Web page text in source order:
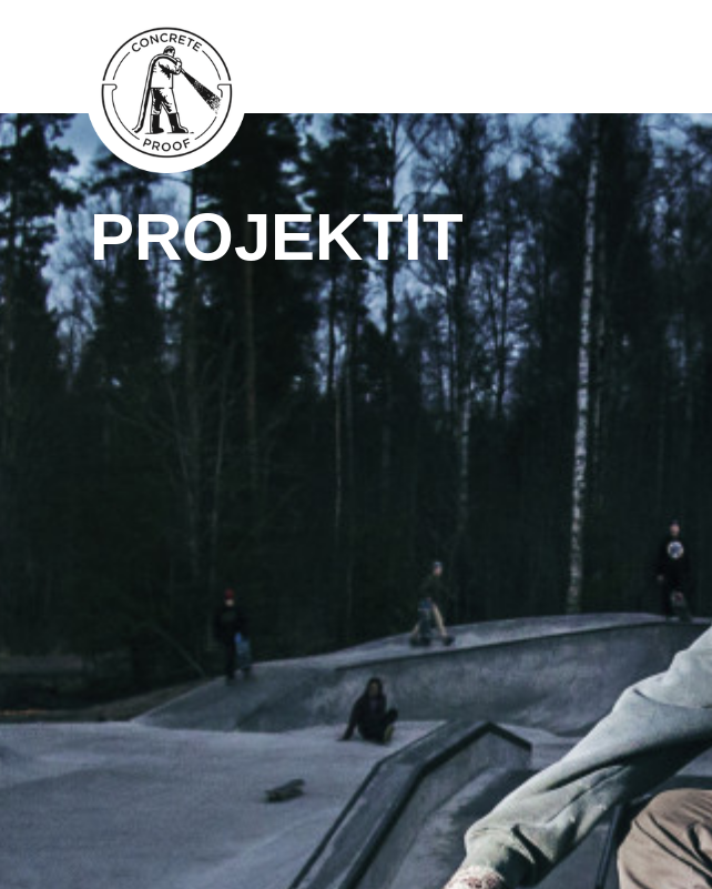
PROJEKTIT